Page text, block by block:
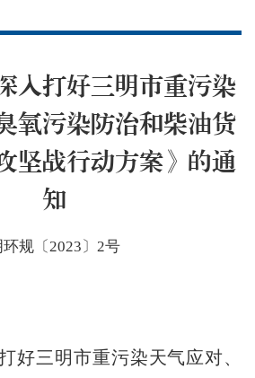
入打好三明市重污染
氧污染防治和柴油货
坚战行动方案》的通
知
环规〔2023〕2号
好三明市重污染天气应对、